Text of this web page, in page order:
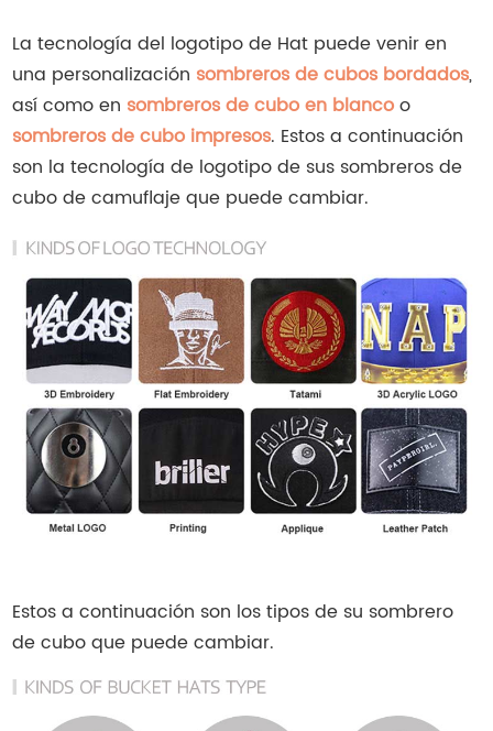
La tecnología del logotipo de Hat puede venir en
una personalización sombreros de cubos bordados,
así como en sombreros de cubo en blancoo
sombreros de cubo impresos. Estos a continuación
son la tecnología de logotipo de sus sombreros de
cubo de camuflaje que puede cambiar.
Estos a continuación son los tipos de su sombrero
de cubo que puede cambiar.